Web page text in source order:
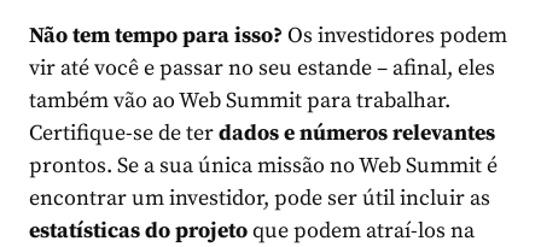
Não tem tempo para isso? Os investidores podem
vir até você e passar no seu estande – afinal, eles
também vão ao Web Summit para trabalhar.
Certifique-se de terdados e números relevantes
prontos. Se a sua única missão no Web Summit é
encontrar um investidor, pode ser útil incluir as
estatísticas do projetoque podem atraí-los na